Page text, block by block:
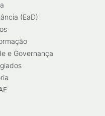
(EaD)
e Governança